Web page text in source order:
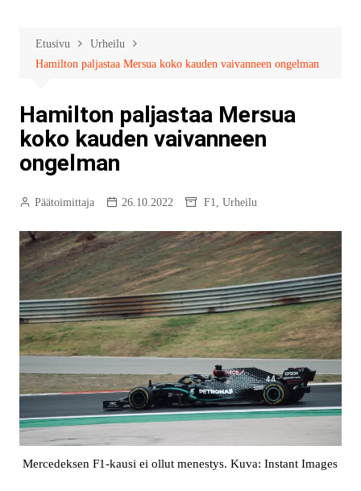
Etusivu
Urheilu
Hamilton paljastaa Mersua koko kauden vaivanneen ongelman
Hamilton paljastaa Mersua
koko kauden vaivanneen
ongelman
Päätoimittaja 26.10.2022 F1, Urheilu
Mercedeksen F1-kausi ei ollut menestys. Kuva: Instant Images